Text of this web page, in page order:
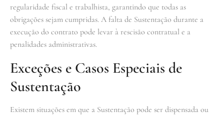
regularidade fiscal e trabalhista, garantindo que todas as
obrigações sejam cumpridas. A falta de Sustentação durante a
execução do contrato pode levar à rescisão contratual e a
penalidades administrativas.
Exceções e Casos Especiais de
Sustentação
Existem situações em que a Sustentação pode ser dispensada ou